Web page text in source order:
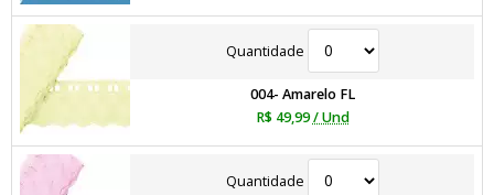
Quantidade
004- Amarelo FL
R$ 49,99 / Und
Quantidade